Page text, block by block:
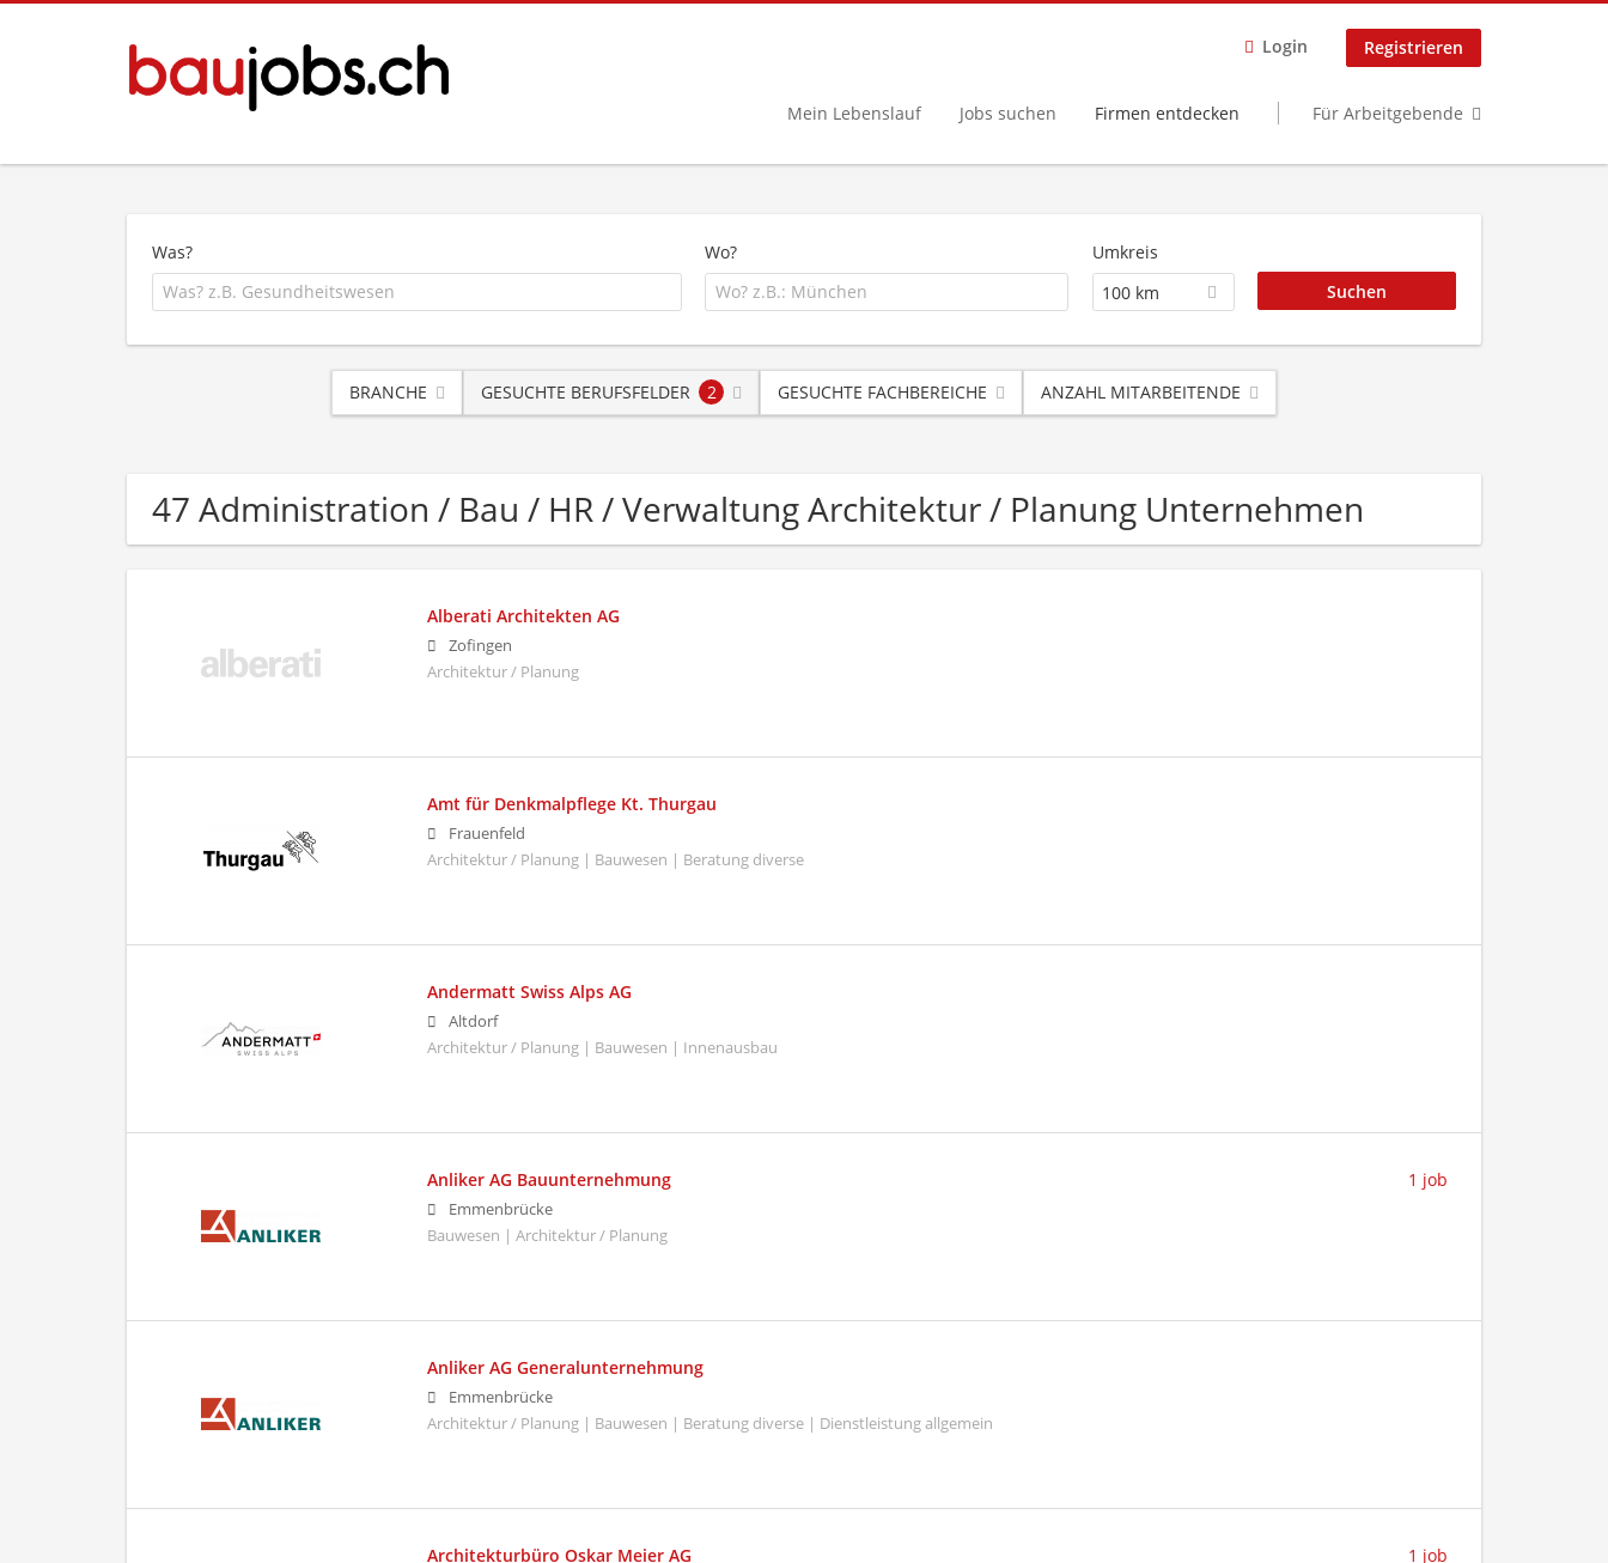
Login Registrieren
Mein Lebenslauf Jobs suchen Firmen entdecken Für Arbeitgebende
Was? Wo?
Umkreis
100 km
BRANCHE GESUCHTE BERUFSFELDER 2 GESUCHTE FACHBEREICHE ANZAHL MITARBEITENDE
47 Administration / Bau / HR / Verwaltung Architektur / Planung Unternehmen
Alberati Architekten AG
Zofingen
Architektur / Planung
Amt für Denkmalpflege Kt. Thurgau
Frauenfeld
Architektur / Planung | Bauwesen | Beratung diverse
Andermatt Swiss Alps AG
Altdorf
Architektur / Planung | Bauwesen | Innenausbau
Anliker AG Bauunternehmung
Emmenbrücke
Bauwesen | Architektur / Planung
1 job
Anliker AG Generalunternehmung
Emmenbrücke
Architektur / Planung | Bauwesen | Beratung diverse | Dienstleistung allgemein
Architekturbüro Oskar Meier AG 1 job